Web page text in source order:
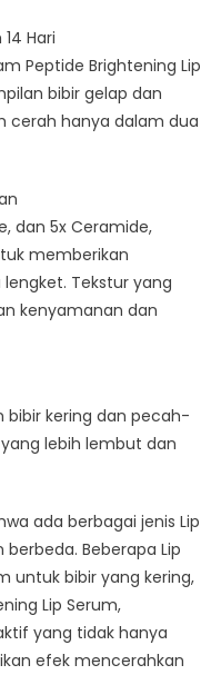
Hari
Peptide Brightening Lip
bibir gelap dan
cerah hanya dalam dua
dan 5x Ceramide,
memberikan
Tekstur yang
kenyamanan dan
bibir kering dan pecah-
lebih lembut dan
ada berbagai jenis Lip
Beberapa Lip
untuk bibir yang kering,
Lip Serum,
yang tidak hanya
efek mencerahkan